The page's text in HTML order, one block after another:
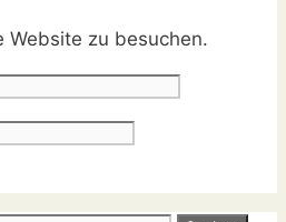
Website zu besuchen.